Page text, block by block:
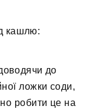
кашлю:
до
ложки соди,
робити це на